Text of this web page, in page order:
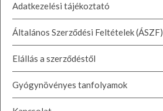
Adatkezelési tájékoztató
Általános Szerződési Feltételek (ÁSZF)
Elállás a szerződéstől
Gyógynövényes tanfolyamok